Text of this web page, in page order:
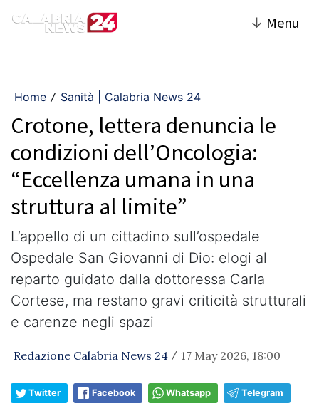
↓ Menu
Home / Sanità | Calabria News 24
Crotone, lettera denuncia le
condizioni dell’Oncologia:
“Eccellenza umana in una
struttura al limite”
L’appello di un cittadino sull’ospedale
Ospedale San Giovanni di Dio: elogi al
reparto guidato dalla dottoressa Carla
Cortese, ma restano gravi criticità strutturali
e carenze negli spazi
Redazione Calabria News 24 / 17 May 2026, 18:00
Twitter Facebook Whatsapp Telegram